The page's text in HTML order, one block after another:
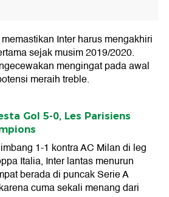
Inter harus mengakhiri
sejak musim 2019/2020.
mengingat pada awal
meraih treble.
Gol 5-0, Les Parisiens
1-1 kontra AC Milan di leg
Italia, Inter lantas menurun
berada di puncak Serie A
cuma sekali menang dari